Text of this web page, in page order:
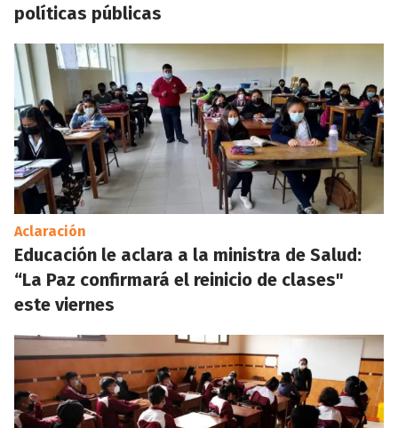
políticas públicas
Aclaración
Educación le aclara a la ministra de Salud:
“La Paz confirmará el reinicio de clases"
este viernes